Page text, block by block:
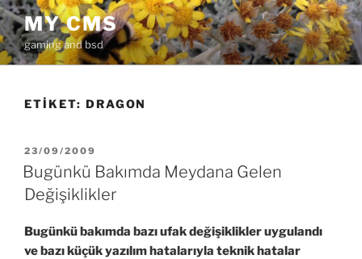
İçeriğe
geç MY CMS
gaming and bsd
ETIKET: DRAGON
YAYIM
TARIHI
23/09/2009
Bugünkü Bakımda Meydana Gelen
Değişiklikler
Bugünkü bakımda bazı ufak değişiklikler uygulandı
ve bazı küçük yazılım hatalarıyla teknik hatalar